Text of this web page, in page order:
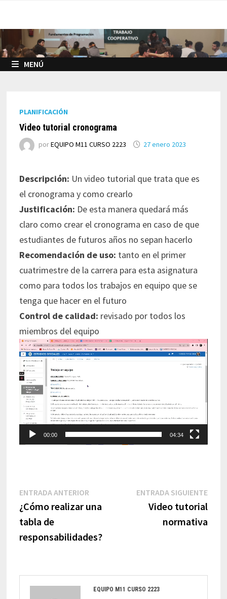
contenido
MENÚ
PLANIFICACIÓN
Video tutorial cronograma
porEQUIPO M11 CURSO 2223 27 enero 2023
Descripción: Un video tutorial que trata que es
el cronograma y como crearlo
Justificación: De esta manera quedará más
claro como crear el cronograma en caso de que
estudiantes de futuros años no sepan hacerlo
Recomendación de uso: tanto en el primer
cuatrimestre de la carrera para esta asignatura
como para todos los trabajos en equipo que se
tenga que hacer en el futuro
Control de calidad: revisado por todos los
miembros del equipo
Reproductor
de
vídeo
00:00 04:34
Navegación
entradas
ENTRADA ANTERIOR
anterior:
¿Cómo realizar una
tabla de
responsabilidades?
ENTRADA SIGUIENTE
Video tutorial
normativa
EQUIPO M11 CURSO 2223